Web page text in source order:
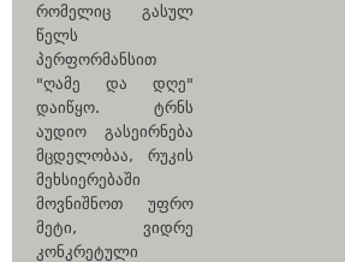
რომელიც გასულ
წელს
პერფორმანსით
"ღამე და დღე"
დაიწყო. ტრნს
აუდიო გასეირნება
მცდელობაა, რუკის
მეხსიერებაში
მოვნიშნოთ უფრო
მეტი, ვიდრე
კონკრეტული